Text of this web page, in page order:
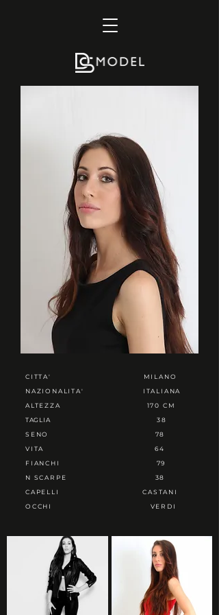
CITTA'
NAZIONALITA'
ALTEZZA
TAGLIA
SENO
VITA
FIANCHI
N SCARPE
CAPELLI
OCCHI
MILANO
ITALIANA
170 CM
38
78
64
79
38
CASTANI
VERDI